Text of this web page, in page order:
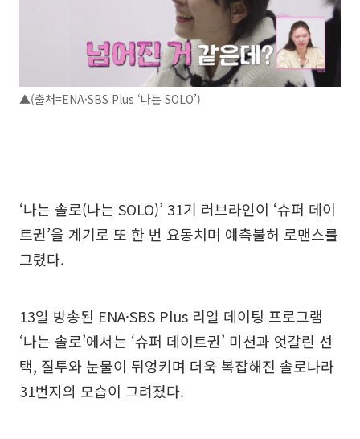
▲(출처=ENA·SBS Plus ‘나는 SOLO’)
‘나는 솔로(나는 SOLO)’ 31기 러브라인이 ‘슈퍼 데이
트권’을 계기로 또 한 번 요동치며 예측불허 로맨스를
그렸다.
13일 방송된 ENA·SBS Plus 리얼 데이팅 프로그램
‘나는 솔로’에서는 ‘슈퍼 데이트권’ 미션과 엇갈린 선
택, 질투와 눈물이 뒤엉키며 더욱 복잡해진 솔로나라
31번지의 모습이 그려졌다.